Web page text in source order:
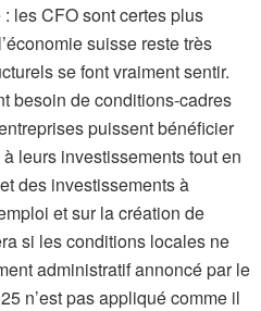
les CFO sont certes plus
suisse reste très
se font vraiment sentir.
besoin de conditions-cadres
puissent bénéficier
leurs investissements tout en
des investissements à
et sur la création de
si les conditions locales ne
administratif annoncé par le
n’est pas appliqué comme il